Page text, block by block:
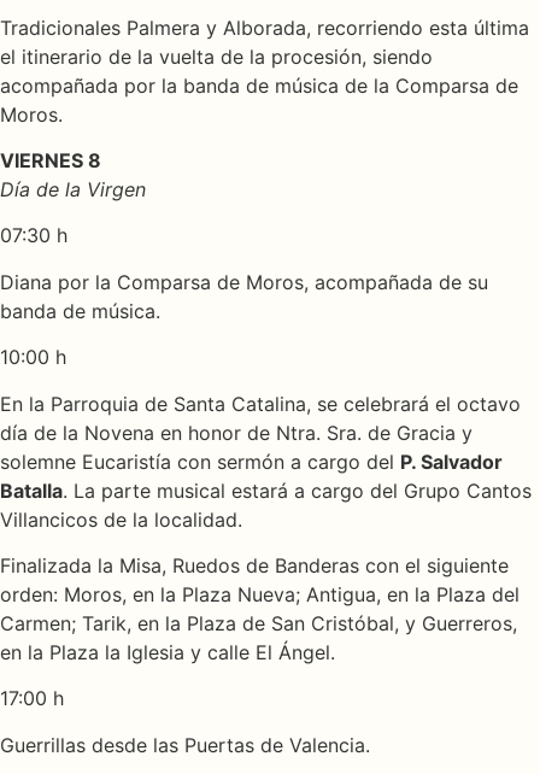
Tradicionales Palmera y Alborada, recorriendo esta última
el itinerario de la vuelta de la procesión, siendo
acompañada por la banda de música de la Comparsa de
Moros.
VIERNES 8
Día de la Virgen
07:30 h
Diana por la Comparsa de Moros, acompañada de su
banda de música.
10:00 h
En la Parroquia de Santa Catalina, se celebrará el octavo
día de la Novena en honor de Ntra. Sra. de Gracia y
solemne Eucaristía con sermón a cargo del P. Salvador
Batalla. La parte musical estará a cargo del Grupo Cantos
Villancicos de la localidad.
Finalizada la Misa, Ruedos de Banderas con el siguiente
orden: Moros, en la Plaza Nueva; Antigua, en la Plaza del
Carmen; Tarik, en la Plaza de San Cristóbal, y Guerreros,
en la Plaza la Iglesia y calle El Ángel.
17:00 h
Guerrillas desde las Puertas de Valencia.